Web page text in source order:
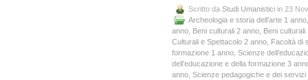
Scritto da Studi Umanistici in 23
Archeologia e storia dell’arte 1 anno
anno Beni culturali 2 anno Beni culturali
Culturali e Spettacolo 2 anno Facoltà di
formazione 1 anno Scienze
dell’educazione e della formazione 3
anno Scienze pedagogiche e dei